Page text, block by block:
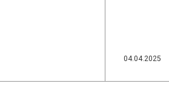
04.04.2025